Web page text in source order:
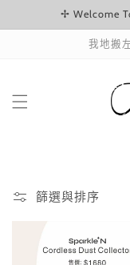
跳至內容✢ Welcome
我地搬
篩選與排序